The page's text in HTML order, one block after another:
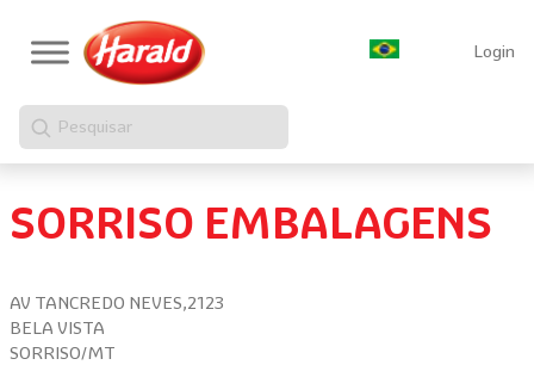
Login
Pesquisar
SORRISO EMBALAGENS
AV TANCREDO NEVES,2123
BELA VISTA
SORRISO/MT